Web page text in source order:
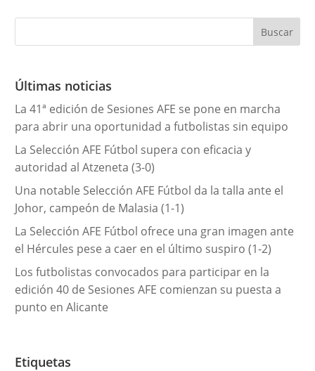
g
r
a
s
Últimas noticias
La 41ª edición de Sesiones AFE se pone en marcha
para abrir una oportunidad a futbolistas sin equipo
La Selección AFE Fútbol supera con eficacia y
autoridad al Atzeneta (3-0)
Una notable Selección AFE Fútbol da la talla ante el
Johor, campeón de Malasia (1-1)
La Selección AFE Fútbol ofrece una gran imagen ante
el Hércules pese a caer en el último suspiro (1-2)
Los futbolistas convocados para participar en la
edición 40 de Sesiones AFE comienzan su puesta a
punto en Alicante
Etiquetas